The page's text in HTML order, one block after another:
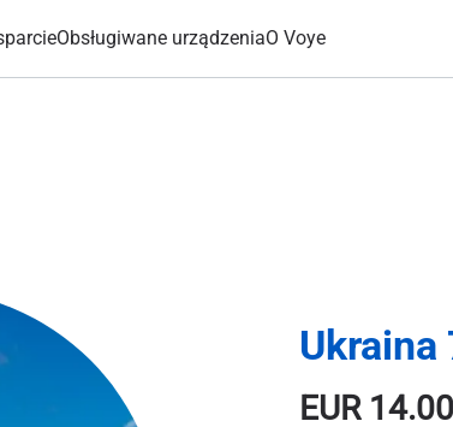
Obsługiwane urządzeniaO Voye
Ukraina
EUR14.00